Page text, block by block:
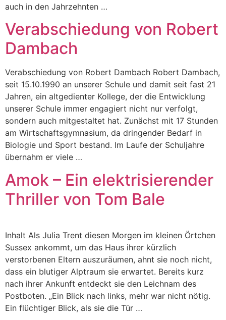
auch in den Jahrzehnten …
Verabschiedung von Robert
Dambach
Verabschiedung von Robert Dambach Robert Dambach,
seit 15.10.1990 an unserer Schule und damit seit fast 21
Jahren, ein altgedienter Kollege, der die Entwicklung
unserer Schule immer engagiert nicht nur verfolgt,
sondern auch mitgestaltet hat. Zunächst mit 17 Stunden
am Wirtschaftsgymnasium, da dringender Bedarf in
Biologie und Sport bestand. Im Laufe der Schuljahre
übernahm er viele …
Amok – Ein elektrisierender
Thriller von Tom Bale
Inhalt Als Julia Trent diesen Morgen im kleinen Örtchen
Sussex ankommt, um das Haus ihrer kürzlich
verstorbenen Eltern auszuräumen, ahnt sie noch nicht,
dass ein blutiger Alptraum sie erwartet. Bereits kurz
nach ihrer Ankunft entdeckt sie den Leichnam des
Postboten. „Ein Blick nach links, mehr war nicht nötig.
Ein flüchtiger Blick, als sie die Tür …